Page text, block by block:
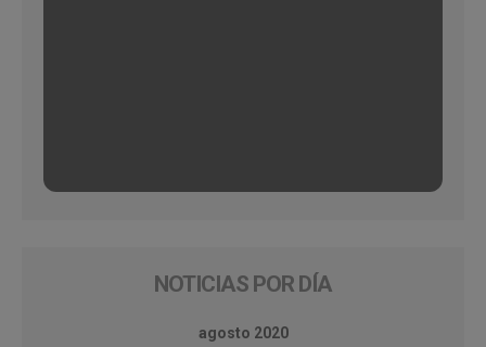
NOTICIAS POR DÍA
agosto 2020